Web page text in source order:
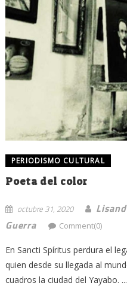
PERIODISMO CULTURAL
Poeta del color
octubre 31, 2020
Guerra
Comment(0)
En Sancti Spíritus perdura el
quien desde su llegada al
cuadros la ciudad del Yayabo. ...